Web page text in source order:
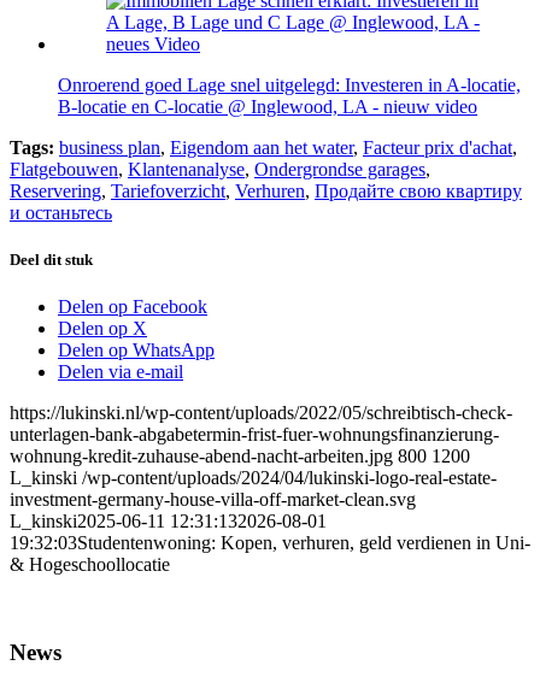
Onroerend goed Lage snel uitgelegd: Investeren in A-locatie,
B-locatie en C-locatie @ Inglewood, LA - nieuw video
Tags: business plan, Eigendom aan het water, Facteur prix d'achat,
Flatgebouwen, Klantenanalyse, Ondergrondse garages,
Reservering, Tariefoverzicht, Verhuren, Продайте свою квартиру
и останьтесь
Deel dit stuk
Delen op Facebook
Delen op X
Delen op WhatsApp
Delen via e-mail
https://lukinski.nl/wp-content/uploads/2022/05/schreibtisch-check-
unterlagen-bank-abgabetermin-frist-fuer-wohnungsfinanzierung-
wohnung-kredit-zuhause-abend-nacht-arbeiten.jpg 800 1200
L_kinski /wp-content/uploads/2024/04/lukinski-logo-real-estate-
investment-germany-house-villa-off-market-clean.svg
L_kinski2025-06-11 12:31:132026-08-01
19:32:03Studentenwoning: Kopen, verhuren, geld verdienen in Uni-
& Hogeschoollocatie
News